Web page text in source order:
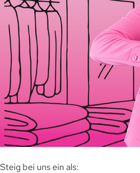
Steig bei uns ein als: